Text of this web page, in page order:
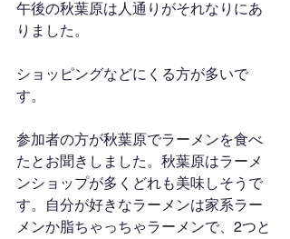
午後の秋葉原は人通りがそれなりにあ
りました。
ショッピングなどにくる方が多いで
す。
参加者の方が秋葉原でラーメンを食べ
たとお聞きしました。秋葉原はラーメ
ンショップが多くどれも美味しそうで
す。自分が好きなラーメンは家系ラー
メンか脂ちゃっちゃラーメンで、2つと